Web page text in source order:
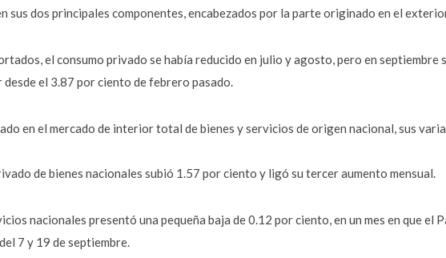
sus dos principales componentes, encabezados por la parte originado en el
el consumo privado se había reducido en julio y agosto, pero en
desde el 3.87 por ciento de febrero pasado.
en el mercado de interior total de bienes y servicios de origen nacional, sus
de bienes nacionales subió 1.57 por ciento y ligó su tercer aumento mensual.
nacionales presentó una pequeña baja de 0.12 por ciento, en un mes en que el
7 y 19 de septiembre.